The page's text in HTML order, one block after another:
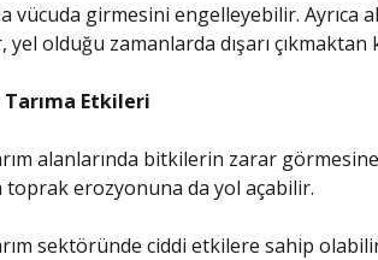
vücuda girmesini engelleyebilir. Ayrıca
yel olduğu zamanlarda dışarı çıkmaktan
Tarıma Etkileri
alanlarında bitkilerin zarar
toprak erozyonuna da yol açabilir.
sektöründe ciddi etkilere sahip